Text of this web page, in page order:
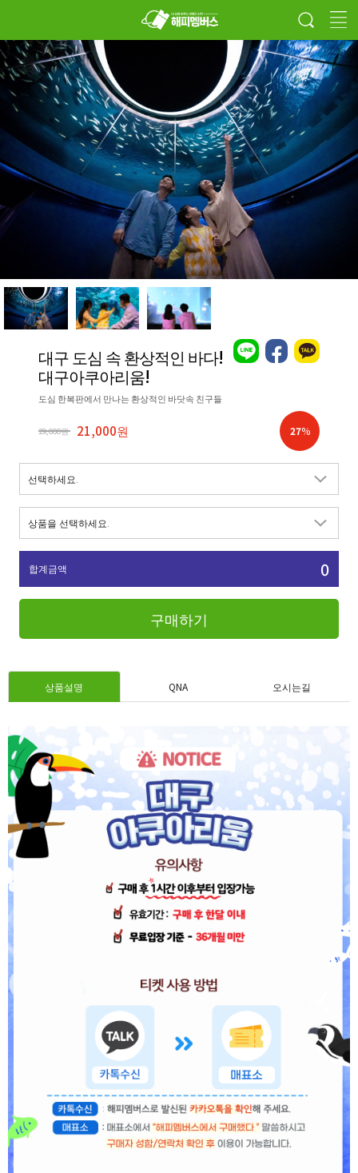
대구 도심 속 환상적인 바다!
대구아쿠아리움!
도심 한복판에서 만나는 환상적인 바닷속 친구들
29,000원 21,000원 27%
합계금액 0
구매하기
상품설명 QNA 오시는길